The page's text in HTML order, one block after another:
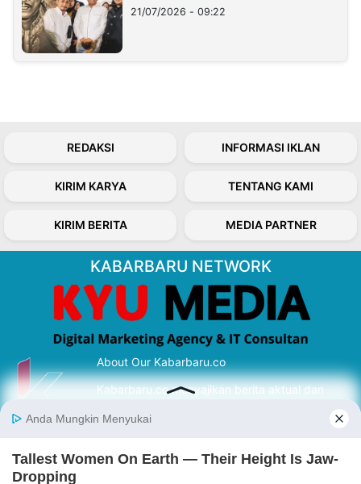
21/07/2026 - 09:22
REDAKSI INFORMASI IKLAN
KIRIM KARYA TENTANG KAMI
KIRIM BERITA MEDIA PARTNER
KABARBARU NETWORK
About Our Kabarbaru.co
Kabarbaru.co menyajikan berita aktual dan
serta terverifikasi dari sumber yang tepat.
Follow Kabarbaru